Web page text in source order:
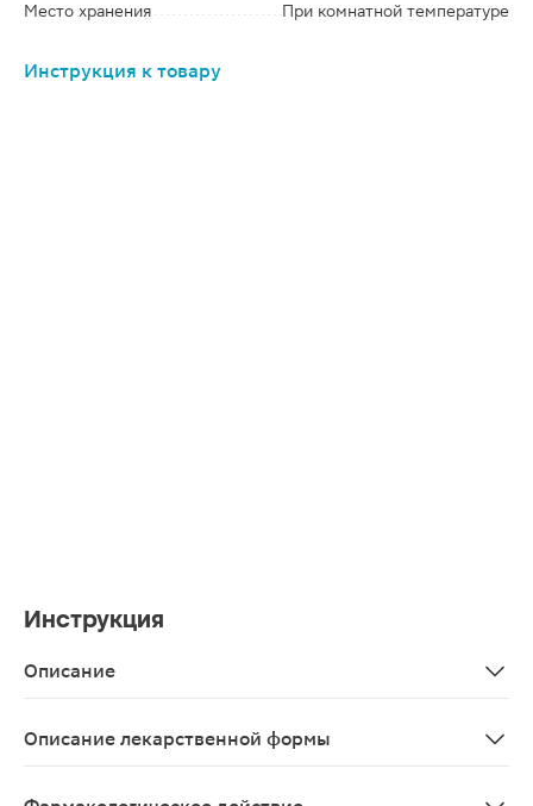
Место хранения
При комнатной температуре
Инструкция к товару
Инструкция
Описание
Описание лекарственной формы